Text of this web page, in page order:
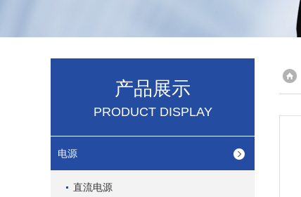
产品展示
PRODUCT DISPLAY
电源
直流电源